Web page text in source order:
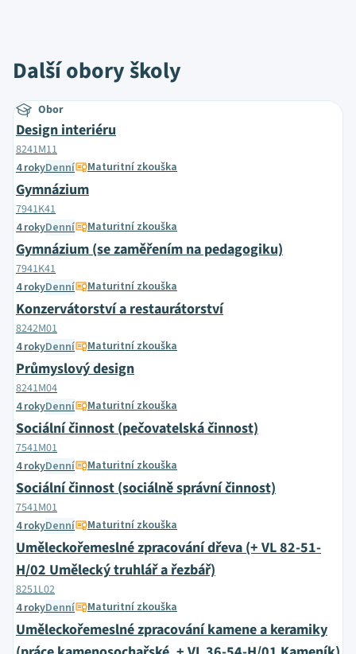
Další obory školy
Obor
Design interiéru
8241M11
4 rokyDenní Maturitní zkouška
Gymnázium
7941K41
4 rokyDenní Maturitní zkouška
Gymnázium (se zaměřením na pedagogiku)
7941K41
4 rokyDenní Maturitní zkouška
Konzervátorství a restaurátorství
8242M01
4 rokyDenní Maturitní zkouška
Průmyslový design
8241M04
4 rokyDenní Maturitní zkouška
Sociální činnost (pečovatelská činnost)
7541M01
4 rokyDenní Maturitní zkouška
Sociální činnost (sociálně správní činnost)
7541M01
4 rokyDenní Maturitní zkouška
Uměleckořemeslné zpracování dřeva (+ VL 82-51-
H/02 Umělecký truhlář a řezbář)
8251L02
4 rokyDenní Maturitní zkouška
Uměleckořemeslné zpracování kamene a keramiky